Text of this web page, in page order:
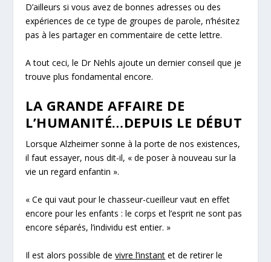
D’ailleurs si vous avez de bonnes adresses ou des
expériences de ce type de groupes de parole, n’hésitez
pas à les partager en commentaire de cette lettre.
A tout ceci, le Dr Nehls ajoute un dernier conseil que je
trouve plus fondamental encore.
LA GRANDE AFFAIRE DE
L’HUMANITÉ…DEPUIS LE DÉBUT
Lorsque Alzheimer sonne à la porte de nos existences,
il faut essayer, nous dit-il, «de poser à nouveau sur la
vie un regard enfantin ».
«Ce qui vaut pour le chasseur-cueilleur vaut en effet
encore pour les enfants : le corps et l’esprit ne sont pas
encore séparés, l’individu est entier. »
Il est alors possible devivre l’instant et de retirer le